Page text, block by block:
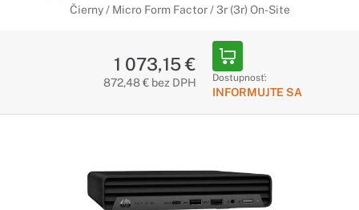
Čierny / Micro Form Factor / 3r (3r) On-Site
1 073,15 €
872,48 € bez DPH Dostupnosť:
INFORMUJTE SA